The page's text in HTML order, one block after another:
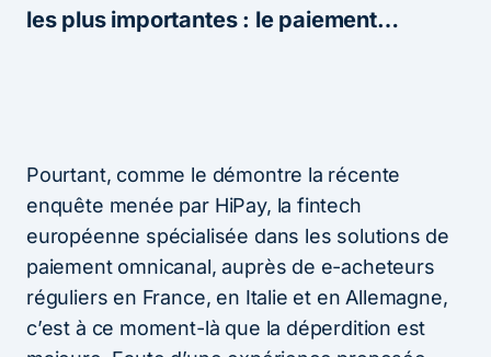
les plus importantes : le paiement…
Pourtant, comme le démontre la récente
enquête menée par HiPay, la fintech
européenne spécialisée dans les solutions de
paiement omnicanal, auprès de e-acheteurs
réguliers en France, en Italie et en Allemagne,
c’est à ce moment-là que la déperdition est